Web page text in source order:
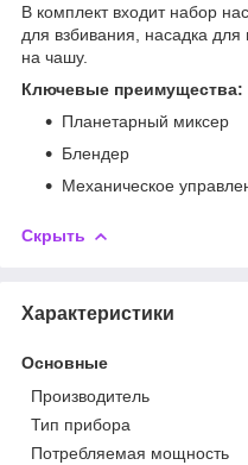
В комплект входит набор
для взбивания, насадка
на чашу.
Ключевые преимущества:
Планетарный миксер
Блендер
Механическое
Скрыть
Характеристики
Основные
Производитель
Тип прибора
Потребляемая мощность